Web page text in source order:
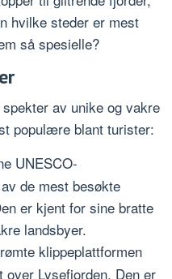
hvilke steder er mest
så spesielle?
av unike og vakre
populære blant turister:
UNESCO-
de mest besøkte
er kjent for sine bratte
landsbyer.
klippeplattformen
Lysefjorden. Den er